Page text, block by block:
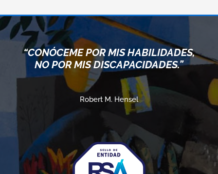
“CUANDO ACEPTAMOS
LÍMITES, VAMOS MÁS ALLÁ
ELLOS.”
Albert Einstein